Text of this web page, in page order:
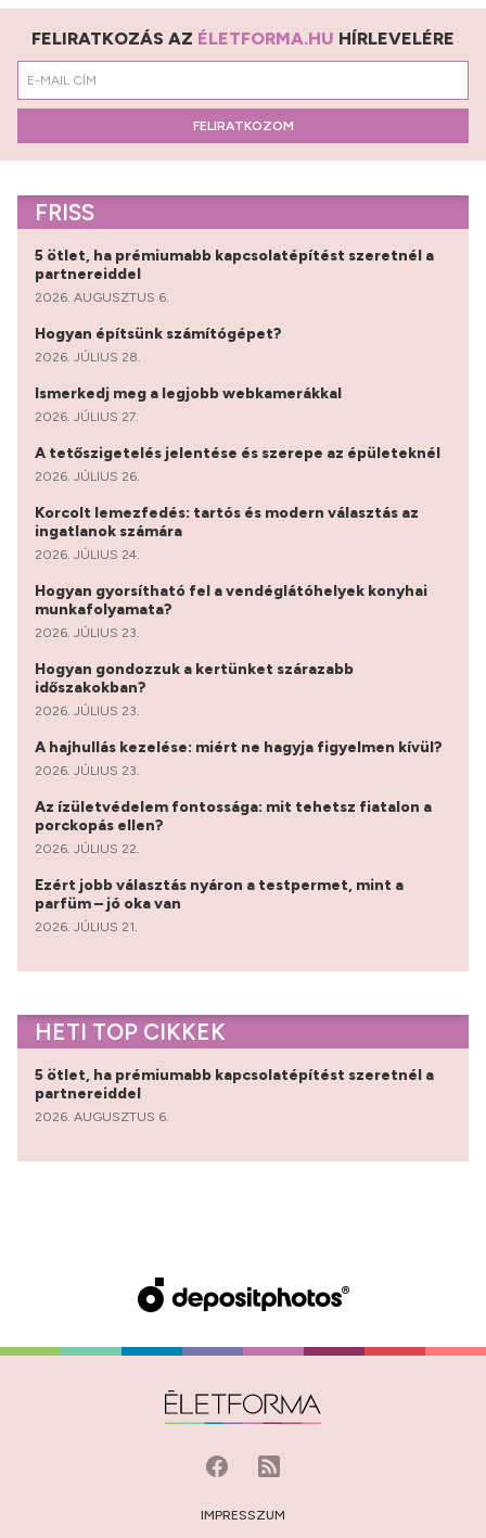
FELIRATKOZÁS AZ ÉLETFORMA.HU HÍRLEVELÉRE
FELIRATKOZOM
FRISS
5 ötlet, ha prémiumabb kapcsolatépítést szeretnél a
partnereiddel
2026. AUGUSZTUS 6.
Hogyan építsünk számítógépet?
2026. JÚLIUS 28.
Ismerkedj meg a legjobb webkamerákkal
2026. JÚLIUS 27.
A tetőszigetelés jelentése és szerepe az épületeknél
2026. JÚLIUS 26.
Korcolt lemezfedés: tartós és modern választás az
ingatlanok számára
2026. JÚLIUS 24.
Hogyan gyorsítható fel a vendéglátóhelyek konyhai
munkafolyamata?
2026. JÚLIUS 23.
Hogyan gondozzuk a kertünket szárazabb
időszakokban?
2026. JÚLIUS 23.
A hajhullás kezelése: miért ne hagyja figyelmen kívül?
2026. JÚLIUS 23.
Az ízületvédelem fontossága: mit tehetsz fiatalon a
porckopás ellen?
2026. JÚLIUS 22.
Ezért jobb választás nyáron a testpermet, mint a
parfüm – jó oka van
2026. JÚLIUS 21.
HETI TOP CIKKEK
5 ötlet, ha prémiumabb kapcsolatépítést szeretnél a
partnereiddel
2026. AUGUSZTUS 6.
IMPRESSZUM